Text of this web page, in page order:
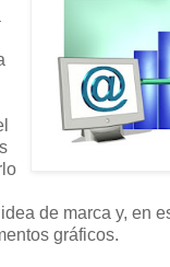
de marca y, en
gráficos.